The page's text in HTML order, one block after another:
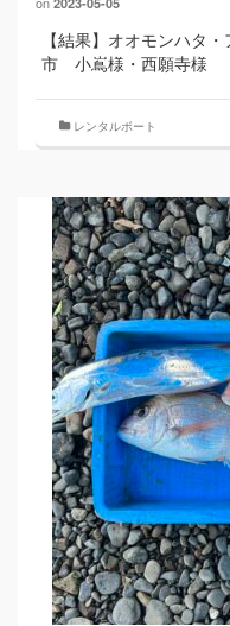
【結果】オオモンハタ
市 小嶌様・西願寺様
レンタルボート